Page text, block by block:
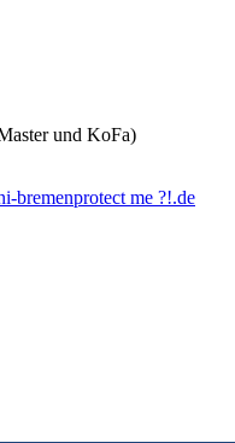
und KoFa)
bremenprotect me ?!.de